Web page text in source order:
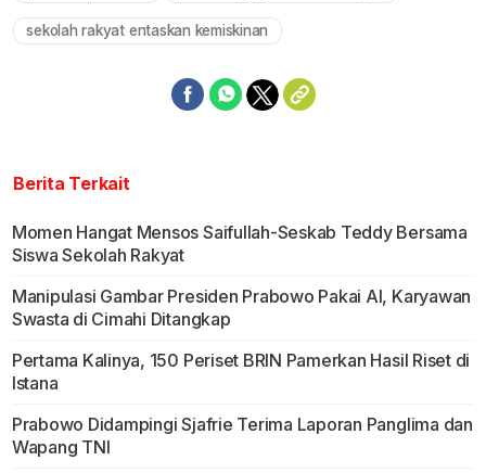
sekolah rakyat entaskan kemiskinan
Berita Terkait
Momen Hangat Mensos Saifullah-Seskab Teddy Bersama
Siswa Sekolah Rakyat
Manipulasi Gambar Presiden Prabowo Pakai AI, Karyawan
Swasta di Cimahi Ditangkap
Pertama Kalinya, 150 Periset BRIN Pamerkan Hasil Riset di
Istana
Prabowo Didampingi Sjafrie Terima Laporan Panglima dan
Wapang TNI